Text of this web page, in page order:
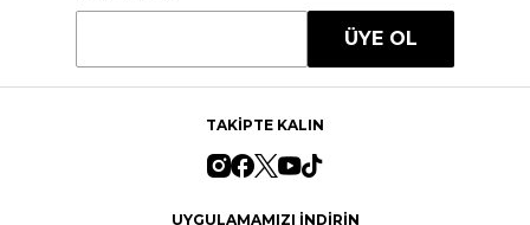
ÜYE OL
TAKİPTE KALIN
UYGULAMAMIZI İNDİRİN